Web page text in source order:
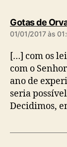
Gotas de
01/01/2017 às
[…] com os
com o
ano de
seria
Decidimos,